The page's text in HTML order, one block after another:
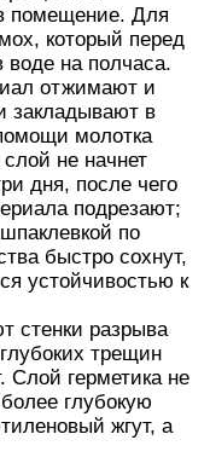
помещение. Для
который перед
на полчаса.
отжимают и
закладывают в
молотка
не начнет
дня, после чего
подрезают;
по
быстро сохнут,
устойчивостью к
стенки разрыва
трещин
Слой герметика не
глубокую
жгут, а